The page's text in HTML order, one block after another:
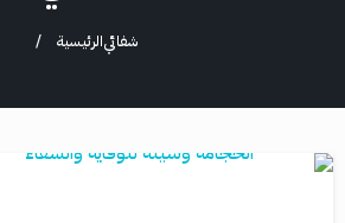
الرئيسيةشفائي